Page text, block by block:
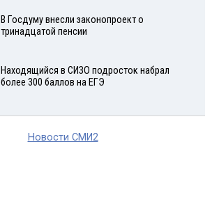
В Госдуму внесли законопроект о
тринадцатой пенсии
Находящийся в СИЗО подросток набрал
более 300 баллов на ЕГЭ
Новости СМИ2